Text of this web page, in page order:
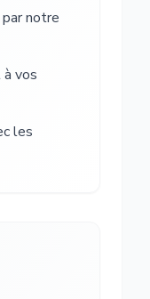
notre
vos
les